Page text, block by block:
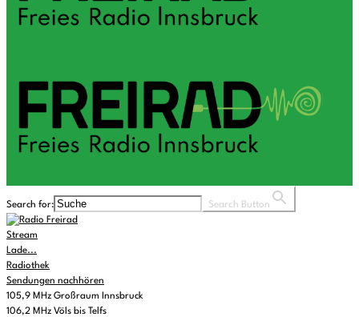
Search for: Search Button
Stream
Lade...
Radiothek
Sendungen nachhören
105,9 MHz Großraum Innsbruck
106,2 MHz Völs bis Telfs